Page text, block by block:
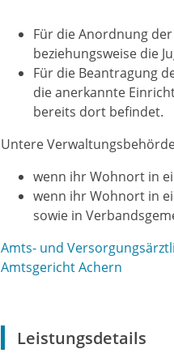
Für die Anordnung
beziehungsweise die
Für die Beantragung
die anerkannte
bereits dort befindet.
Untere
wenn ihr Wohnort in
wenn ihr Wohnort in
sowie in
Amts- und
Amtsgericht Achern
Leistungsdetails